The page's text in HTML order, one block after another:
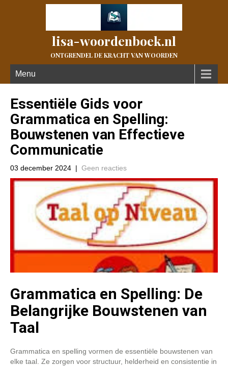
lisa-woordenboek.nl
ONTGRENDEL DE KRACHT VAN WOORDEN
Menu
Essentiële Gids voor
Grammatica en Spelling:
Bouwstenen van Effectieve
Communicatie
03 december 2024 | Geen reacties
Grammatica en Spelling: De
Belangrijke Bouwstenen van
Taal
Grammatica en spelling vormen de essentiële bouwstenen van
elke taal. Ze zorgen voor structuur, helderheid en consistentie in